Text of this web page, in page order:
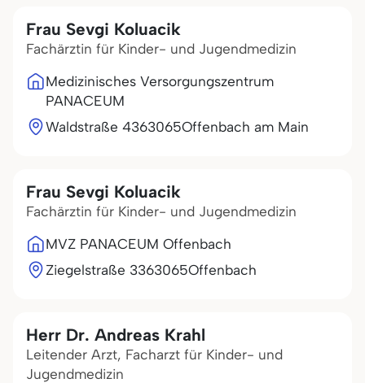
Frau Sevgi Koluacik
Fachärztin für Kinder- und Jugendmedizin
Medizinisches Versorgungszentrum
PANACEUM
Waldstraße 4363065Offenbach am Main
Frau Sevgi Koluacik
Fachärztin für Kinder- und Jugendmedizin
MVZ PANACEUM Offenbach
Ziegelstraße 3363065Offenbach
Herr Dr. Andreas Krahl
Leitender Arzt, Facharzt für Kinder- und
Jugendmedizin